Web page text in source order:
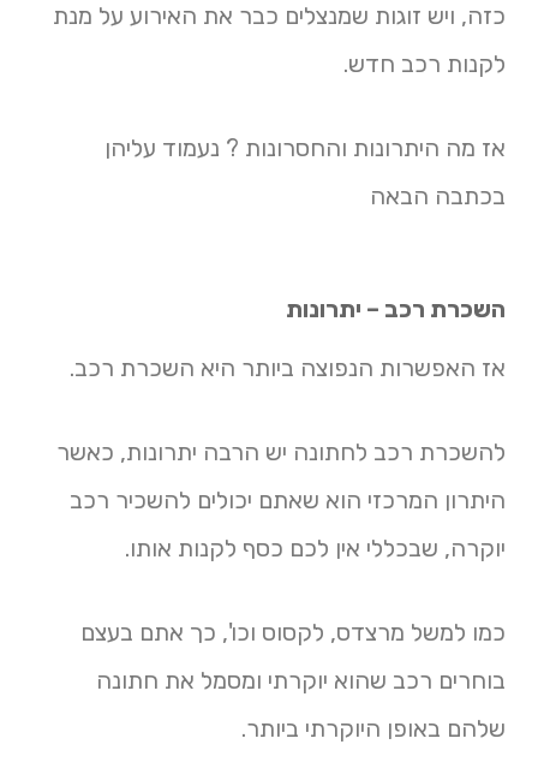
כזה, ויש זוגות שמנצלים כבר את האירוע על מנת
לקנות רכב חדש.
אז מה היתרונות והחסרונות ? נעמוד עליהן
בכתבה הבאה
השכרת רכב – יתרונות
אז האפשרות הנפוצה ביותר היא השכרת רכב.
להשכרת רכב לחתונה יש הרבה יתרונות, כאשר
היתרון המרכזי הוא שאתם יכולים להשכיר רכב
יוקרה, שבכללי אין לכם כסף לקנות אותו.
כמו למשל מרצדס, לקסוס וכו', כך אתם בעצם
בוחרים רכב שהוא יוקרתי ומסמל את חתונה
שלהם באופן היוקרתי ביותר.